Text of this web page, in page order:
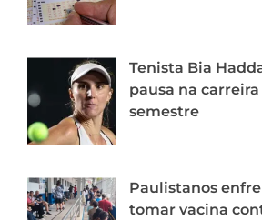
Tenista Bia
pausa na
semestre
Paulistanos
tomar vacina